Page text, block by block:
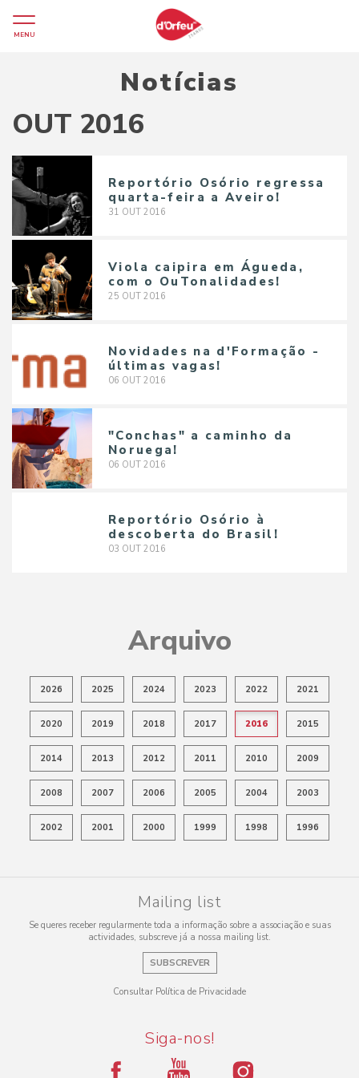
MENU
Notícias
OUT 2016
Reportório Osório regressa
quarta-feira a Aveiro!
31 OUT 2016
Viola caipira em Águeda,
com o OuTonalidades!
25 OUT 2016
Novidades na d'Formação -
últimas vagas!
06 OUT 2016
"Conchas" a caminho da
Noruega!
06 OUT 2016
Reportório Osório à
descoberta do Brasil!
03 OUT 2016
Arquivo
2026 2025 2024 2023 2022 2021
2020 2019 2018 2017 2016 2015
2014 2013 2012 2011 2010 2009
2008 2007 2006 2005 2004 2003
2002 2001 2000 1999 1998 1996
Mailing list
Se queres receber regularmente toda a informação sobre a associação e suas
actividades, subscreve já a nossa mailing list.
SUBSCREVER
Consultar Política de Privacidade
Siga-nos!